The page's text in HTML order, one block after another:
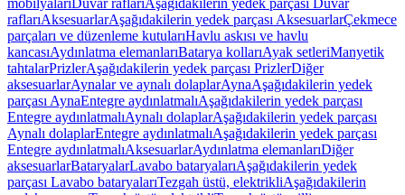
mobilyalarıDuvar raflarıAşağıdakilerin yedek parçası Duvar
raflarıAksesuarlarAşağıdakilerin yedek parçası AksesuarlarÇekmece
parçaları ve düzenleme kutularıHavlu askısı ve havlu
kancasıAydınlatma elemanlarıBatarya kollarıAyak setleriManyetik
tahtalarPrizlerAşağıdakilerin yedek parçası PrizlerDiğer
aksesuarlarAynalar ve aynalı dolaplarAynaAşağıdakilerin yedek
parçası AynaEntegre aydınlatmalıAşağıdakilerin yedek parçası
Entegre aydınlatmalıAynalı dolaplarAşağıdakilerin yedek parçası
Aynalı dolaplarEntegre aydınlatmalıAşağıdakilerin yedek parçası
Entegre aydınlatmalıAksesuarlarAydınlatma elemanlarıDiğer
aksesuarlarBataryalarLavabo bataryalarıAşağıdakilerin yedek
parçası Lavabo bataryalarıTezgah üstü, elektrikliAşağıdakilerin